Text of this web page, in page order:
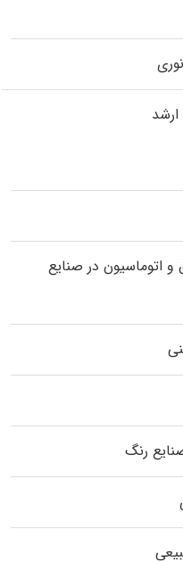
و اتوماسیون در صنایع
رنگ